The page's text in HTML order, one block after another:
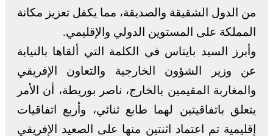
من الدول الشقيقة والصديقة، مما يكفل تعزيز مكانة
المملكة على المستوين الدولي والإقليمي.
وأبرز السيد بايتاس في الكلمة التي ألقاها بالنيابة
عن وزير الشؤون الخارجية والتعاون الإفريقي
والمغاربة المقيمين بالخارج، ناصر بوريطة، أن الأمر
يتعلق باتفاقيتين لهما طابع ثنائي، وأربع اتفاقيات
إقليمية تم اعتماد اثنتين منها على الصعيد الإفريقي